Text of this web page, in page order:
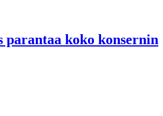
parantaa koko konsernin